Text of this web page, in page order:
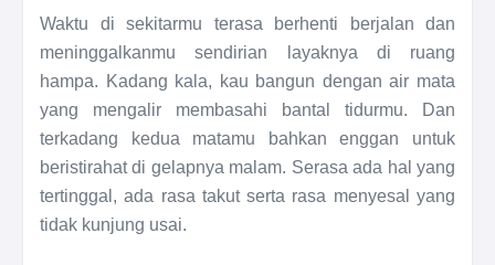
Waktu di sekitarmu terasa berhenti berjalan dan
meninggalkanmu sendirian layaknya di ruang
hampa. Kadang kala, kau bangun dengan air mata
yang mengalir membasahi bantal tidurmu. Dan
terkadang kedua matamu bahkan enggan untuk
beristirahat di gelapnya malam. Serasa ada hal yang
tertinggal, ada rasa takut serta rasa menyesal yang
tidak kunjung usai.